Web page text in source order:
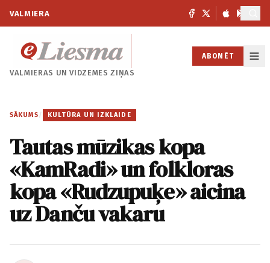
VALMIERA
VALMIERAS UNVIDZEMES ZIŅAS
ABONĒT
SĀKUMS / KULTŪRA UN IZKLAIDE
Tautas mūzikas kopa
«KamRadi» un folkloras
kopa «Rudzupuķe» aicina
uz Danču vakaru